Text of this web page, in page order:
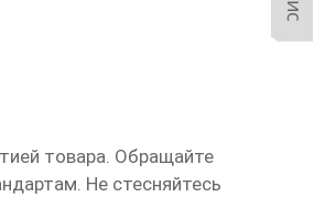
товара. Обращайте
Не стесняйтесь